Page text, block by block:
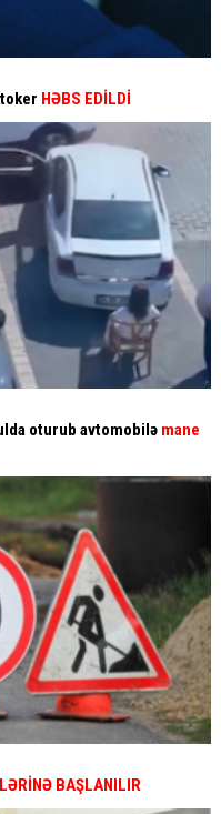
HƏBS EDİLDİ
oturub avtomobilə mane
BAŞLANILIR